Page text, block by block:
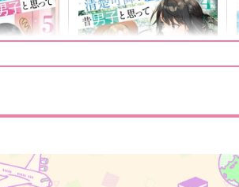
月
アスラン×カガリ